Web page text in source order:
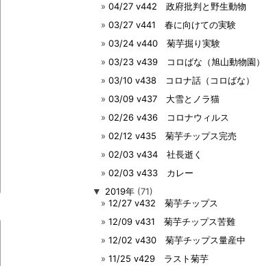
04/27 v442 政府批判と野生動物
03/27 v441 春に向けての実験
03/24 v440 菊芋掘り実験
03/23 v439 コロばな（旭山動物園）
03/10 v438 コロナ話（コロばな）
03/09 v437 大雪とノラ猫
02/26 v436 コロナウィルス
02/12 v435 菊芋チップス完売
02/03 v434 社長逝く
02/03 v433 カレー
▼ 2019年(71)
12/27 v432 菊芋チップス
12/09 v431 菊芋チップス苦難
12/02 v430 菊芋チップス量産中
11/25 v429 ラスト菊芋